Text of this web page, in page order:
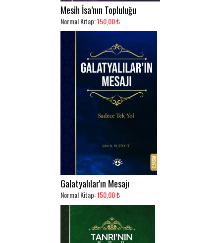
Mesih İsa’nın Topluluğu
Normal Kitap:150,00 ₺
Galatyalılar'ın Mesajı
Normal Kitap:150,00 ₺